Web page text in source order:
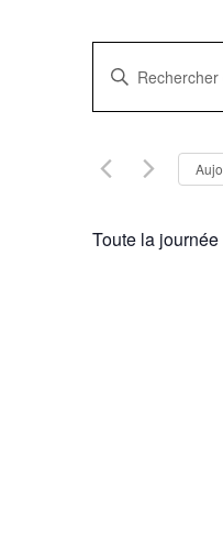
et
vues
Saisir
mot-
Rechercher
mot-
Toute la journée